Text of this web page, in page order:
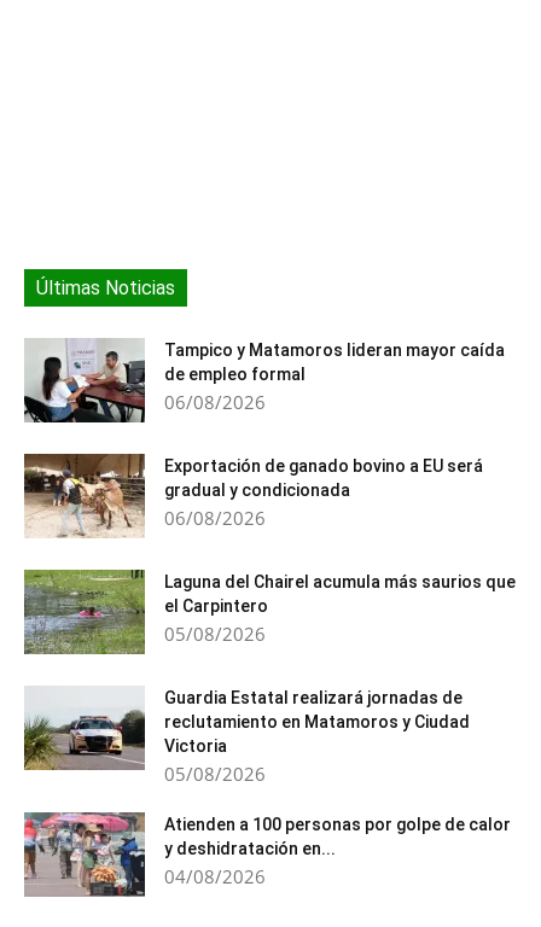
Últimas Noticias
Tampico y Matamoros lideran mayor caída
de empleo formal
06/08/2026
Exportación de ganado bovino a EU será
gradual y condicionada
06/08/2026
Laguna del Chairel acumula más saurios que
el Carpintero
05/08/2026
Guardia Estatal realizará jornadas de
reclutamiento en Matamoros y Ciudad
Victoria
05/08/2026
Atienden a 100 personas por golpe de calor
y deshidratación en...
04/08/2026